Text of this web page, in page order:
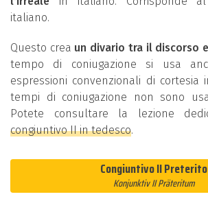
italiano.
Questo crea un divario tra il discorso
tempo di coniugazione si usa
espressioni convenzionali di cortesia
tempi di coniugazione non sono
Potete consultare la lezione
congiuntivo II in tedesco.
Congiuntivo II Preterito
Konjunktiv II Präteritum